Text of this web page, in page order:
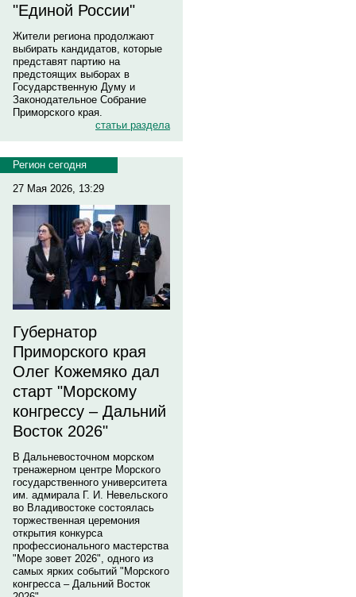
"Единой России"
Жители региона продолжают
выбирать кандидатов, которые
представят партию на
предстоящих выборах в
Государственную Думу и
Законодательное Собрание
Приморского края.
статьи раздела
Регион сегодня
27 Мая 2026, 13:29
Губернатор
Приморского края
Олег Кожемяко дал
старт "Морскому
конгрессу – Дальний
Восток 2026"
В Дальневосточном морском
тренажерном центре Морского
государственного университета
им. адмирала Г. И. Невельского
во Владивостоке состоялась
торжественная церемония
открытия конкурса
профессионального мастерства
"Море зовет 2026", одного из
самых ярких событий "Морского
конгресса – Дальний Восток